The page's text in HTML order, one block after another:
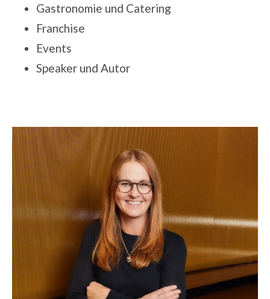
Gastronomie und Catering
Franchise
Events
Speaker und Autor